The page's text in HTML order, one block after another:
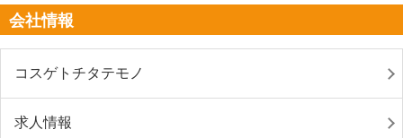
会社情報
コスゲトチタテモノ
求人情報